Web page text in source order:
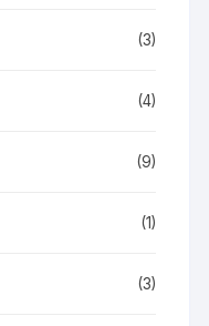
(3)
(4)
(9)
(1)
(3)